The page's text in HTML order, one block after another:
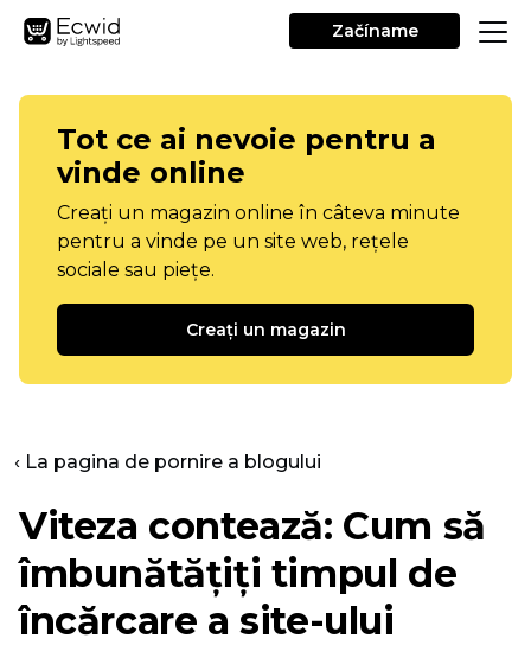
Začíname
Tot ce ai nevoie pentru a
vinde online
Creați un magazin online în câteva minute
pentru a vinde pe un site web, rețele
sociale sau piețe.
Creați un magazin
‹ La pagina de pornire a blogului
Viteza contează: Cum să
îmbunătățiți timpul de
încărcare a site-ului